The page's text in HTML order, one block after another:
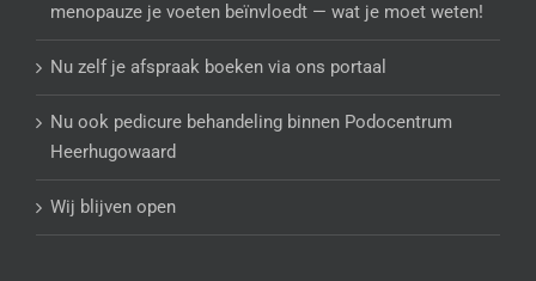
menopauze je voeten beïnvloedt — wat je moet weten!
Nu zelf je afspraak boeken via ons portaal
Nu ook pedicure behandeling binnen Podocentrum
Heerhugowaard
Wij blijven open